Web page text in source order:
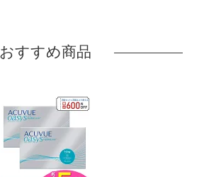
おすすめ商品